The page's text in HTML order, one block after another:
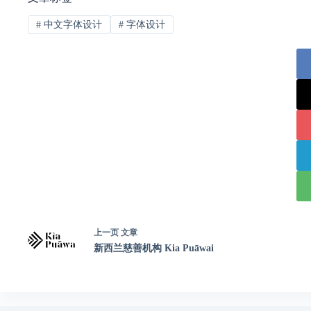
#中文字体设计 #字体设计
上一页 文章
新西兰慈善机构 Kia Puāwai